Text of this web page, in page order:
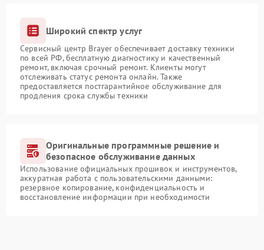
Широкий спектр услуг
Сервисный центр Brayer обеспечивает доставку техники
по всей РФ, бесплатную диагностику и качественный
ремонт, включая срочный ремонт. Клиенты могут
отслеживать статус ремонта онлайн. Также
предоставляется постгарантийное обслуживание для
продления срока службы техники
Оригинальные программные решение и
безопасное обслуживание данных
Использование официальных прошивок и инструментов,
аккуратная работа с пользовательскими данными:
резервное копирование, конфиденциальность и
восстановление информации при необходимости